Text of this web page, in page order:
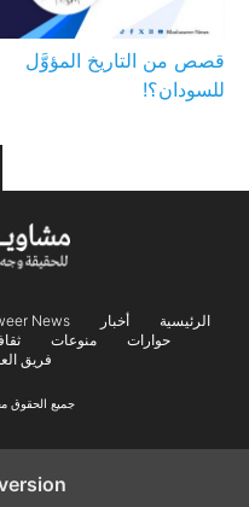
قصص من التاريخ المؤوَّل
للسودان؟!
الرئيسية أخبار News
حوارات
منوعات
فريق
جميع الحقوق